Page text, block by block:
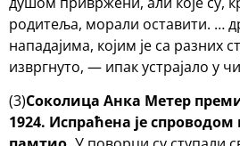
родитеља, морали оставити. …
нападајима, којим је са разних
извргнуто, — ипак устрајало у
(3)Соколица Анка Метер
1924. Испраћена је